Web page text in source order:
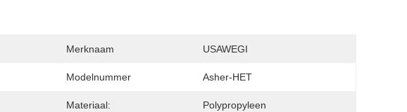
Merknaam USAWEGI
Modelnummer Asher-HET
Materiaal: Polypropyleen